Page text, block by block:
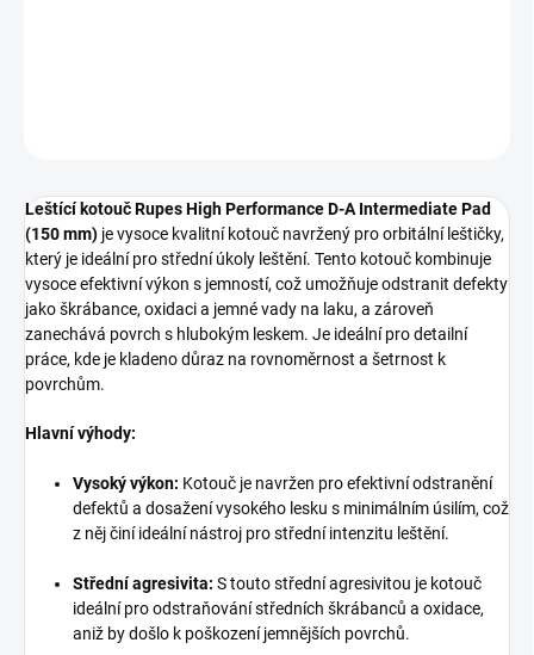
Leštící kotouč Rupes High Performance D-A Intermediate Pad
(150 mm) je vysoce kvalitní kotouč navržený pro orbitální leštičky,
který je ideální pro střední úkoly leštění. Tento kotouč kombinuje
vysoce efektivní výkon s jemností, což umožňuje odstranit defekty
jako škrábance, oxidaci a jemné vady na laku, a zároveň
zanechává povrch s hlubokým leskem. Je ideální pro detailní
práce, kde je kladeno důraz na rovnoměrnost a šetrnost k
povrchům.
Hlavní výhody:
Vysoký výkon: Kotouč je navržen pro efektivní odstranění
defektů a dosažení vysokého lesku s minimálním úsilím, což
z něj činí ideální nástroj pro střední intenzitu leštění.
Střední agresivita: S touto střední agresivitou je kotouč
ideální pro odstraňování středních škrábanců a oxidace,
aniž by došlo k poškození jemnějších povrchů.